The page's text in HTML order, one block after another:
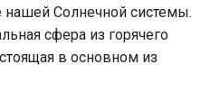
Солнечной системы.
сфера из горячего
в основном из